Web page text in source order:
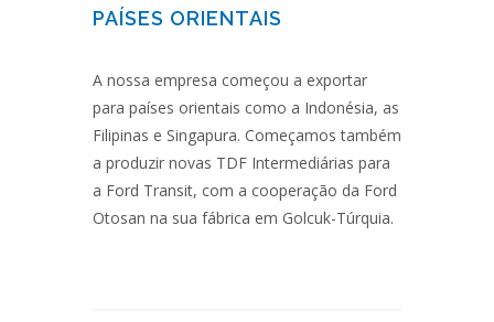
PAÍSES ORIENTAIS
A nossa empresa começou a exportar
para países orientais como a Indonésia, as
Filipinas e Singapura. Começamos também
a produzir novas TDF Intermediárias para
a Ford Transit, com a cooperação da Ford
Otosan na sua fábrica em Golcuk-Túrquia.